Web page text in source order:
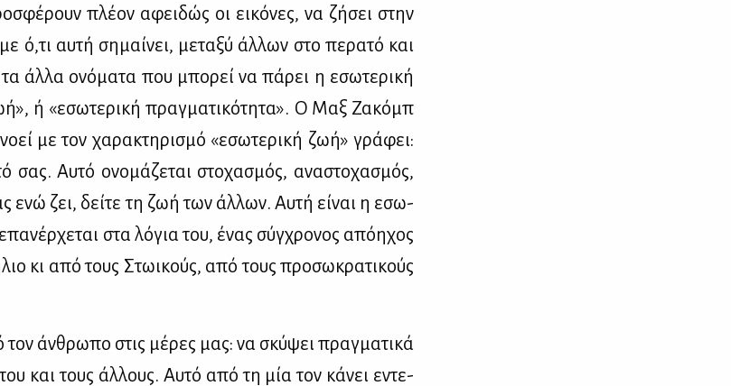
πλέ­ον αφει­δώς οι ει­κό­νες, να ζή­σει στην
ό,τι αυ­τή ση­μαί­νει, με­τα­ξύ άλ­λων στο πε­ρα­τό και
τα άλ­λα ονό­μα­τα που μπο­ρεί να πά­ρει η εσω­τε­ρι­κή
ή «εσω­τε­ρι­κή πραγ­μα­τι­κό­τη­τα». Ο Μαξ Ζα­κόμπ
με τον χα­ρα­κτη­ρι­σμό «εσω­τε­ρι­κή ζωή» γρά­φει:
σας. Αυ­τό ονο­μά­ζε­ται στο­χα­σμός, ανα­στο­χα­σμός,
ενώ ζει, δεί­τε τη ζωή των άλ­λων. Αυ­τή εί­ναι η εσω­
στα λό­για του, ένας σύγ­χρο­νος από­η­χος
κι από τους Στω­ι­κούς, από τους προ­σω­κρα­τι­κούς
τον άν­θρω­πο στις μέ­ρες μας: να σκύ­ψει πραγ­μα­τι­κά
και τους άλ­λους. Αυ­τό από τη μία τον κά­νει εντε­